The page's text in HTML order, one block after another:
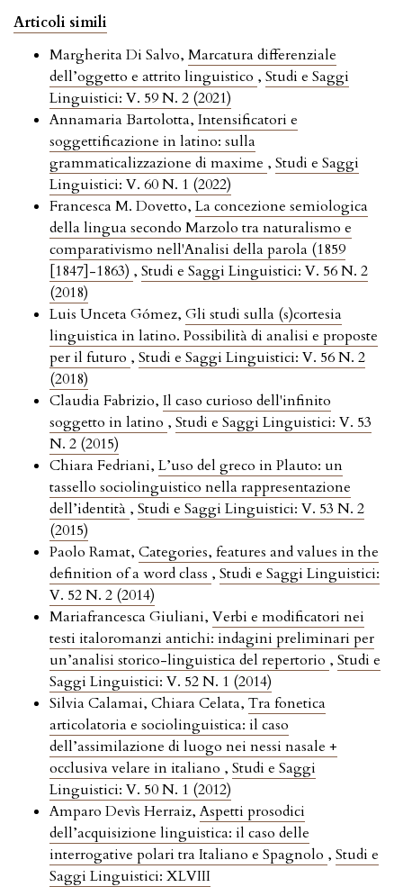
Articoli simili
Margherita Di Salvo, Marcatura differenziale
dell’oggetto e attrito linguistico , Studi e Saggi
Linguistici: V. 59 N. 2 (2021)
Annamaria Bartolotta, Intensificatori e
soggettificazione in latino: sulla
grammaticalizzazione di maxime , Studi e Saggi
Linguistici: V. 60 N. 1 (2022)
Francesca M. Dovetto, La concezione semiologica
della lingua secondo Marzolo tra naturalismo e
comparativismo nell'Analisi della parola (1859
[1847]-1863) , Studi e Saggi Linguistici: V. 56 N. 2
(2018)
Luis Unceta Gómez, Gli studi sulla (s)cortesia
linguistica in latino. Possibilità di analisi e proposte
per il futuro , Studi e Saggi Linguistici: V. 56 N. 2
(2018)
Claudia Fabrizio, Il caso curioso dell'infinito
soggetto in latino , Studi e Saggi Linguistici: V. 53
N. 2 (2015)
Chiara Fedriani, L’uso del greco in Plauto: un
tassello sociolinguistico nella rappresentazione
dell’identità , Studi e Saggi Linguistici: V. 53 N. 2
(2015)
Paolo Ramat, Categories, features and values in the
definition of a word class , Studi e Saggi Linguistici:
V. 52 N. 2 (2014)
Mariafrancesca Giuliani, Verbi e modificatori nei
testi italoromanzi antichi: indagini preliminari per
un’analisi storico-linguistica del repertorio , Studi e
Saggi Linguistici: V. 52 N. 1 (2014)
Silvia Calamai, Chiara Celata, Tra fonetica
articolatoria e sociolinguistica: il caso
dell’assimilazione di luogo nei nessi nasale +
occlusiva velare in italiano , Studi e Saggi
Linguistici: V. 50 N. 1 (2012)
Amparo Devìs Herraiz,Aspetti prosodici
dell’acquisizione linguistica: il caso delle
interrogative polari tra Italiano e Spagnolo , Studi e
Saggi Linguistici: XLVIII